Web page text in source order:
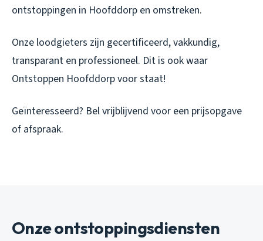
ontstoppingen in Hoofddorp en omstreken.
Onze loodgieters zijn gecertificeerd, vakkundig,
transparant en professioneel. Dit is ook waar
Ontstoppen Hoofddorp voor staat!
Geïnteresseerd? Bel vrijblijvend voor een prijsopgave
of afspraak.
Onze ontstoppingsdiensten